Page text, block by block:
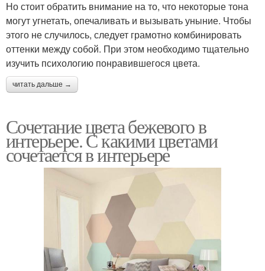
Но стоит обратить внимание на то, что некоторые тона
могут угнетать, опечаливать и вызывать уныние. Чтобы
этого не случилось, следует грамотно комбинировать
оттенки между собой. При этом необходимо тщательно
изучить психологию понравившегося цвета.
читать дальше →
Сочетание цвета бежевого в
интерьере. С какими цветами
сочетается в интерьере